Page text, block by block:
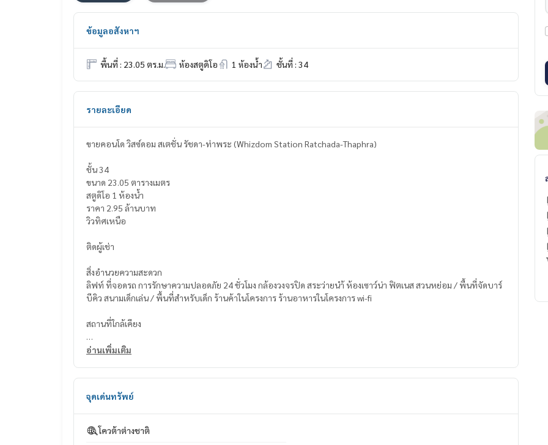
ข้อมูลอสังหาฯ
พื้นที่ : 23.05 ตร.ม. ห้องสตูดิโอ 1 ห้องน้ำ ชั้นที่ : 34
รายละเอียด
ขายคอนโด วิสซ์ดอม สเตชั่น รัชดา-ท่าพระ (Whizdom Station Ratchada-Thaphra)
ชั้น 34
ขนาด 23.05 ตารางเมตร
สตูดิโอ 1 ห้องน้ำ
ราคา 2.95 ล้านบาท
วิวทิศเหนือ
ติดผู้เช่า
สิ่งอำนวยความสะดวก
ลิฟท์ ที่จอดรถ การรักษาความปลอดภัย 24 ชั่วโมง กล้องวงจรปิด สระว่ายนำ้ ห้องเซาว์น่า ฟิตเนส สวนหย่อม / พื้นที่จัดบาร์
บีคิว สนามเด็กเล่น / พื้นที่สำหรับเด็ก ร้านค้าในโครงการ ร้านอาหารในโครงการ wi-fi
สถานที่ใกล้เคียง
ศูนย์การค้าไทยช่วยไทยพลาซ่า
ท็อปส์ซุปเปอร์มาร์เก็ต (ลาดหญ้า)
โรงเรียนวัดบางสะแกใน
โรงเรียนกันตทาราราม
อ่านเพิ่มเติม
จุดเด่นทรัพย์
โควต้าต่างชาติ